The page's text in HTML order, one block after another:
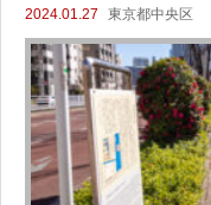
2024.01.27 東京都中央区